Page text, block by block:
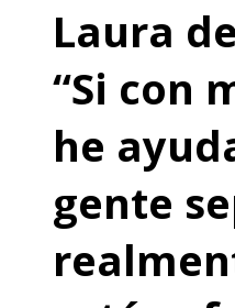
Laura
“Si con
he
gente